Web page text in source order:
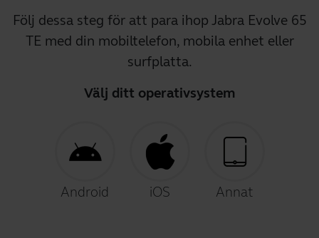
Följ dessa steg för att para ihop Jabra Evolve 65
TE med din mobiltelefon, mobila enhet eller
surfplatta.
Välj ditt operativsystem
Android iOS Annat